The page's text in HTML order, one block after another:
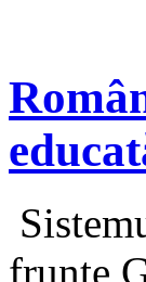
frunte